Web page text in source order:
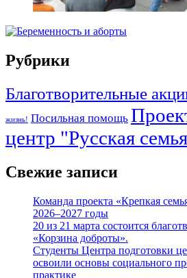
Рубрики
Благотворительные
жизнь! Посильная помощь
центр "Русская
Свежие записи
Команда проекта «Крепкая
2026–2027 годы
20 из 21 марта состоится
«Корзина доброты».
Студенты Центра подготовки
освоили основы социального
практике